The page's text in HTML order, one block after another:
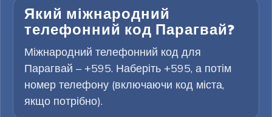
Який міжнародний
телефонний код Парагвай?
Міжнародний телефонний код для
Парагвай – +595. Наберіть +595, а потім
номер телефону (включаючи код міста,
якщо потрібно).